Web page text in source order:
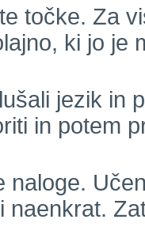
točke. Za
ki jo je
jezik in
in potem
naloge.
naenkrat.